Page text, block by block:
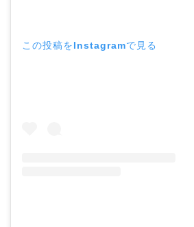
この投稿をInstagramで見る